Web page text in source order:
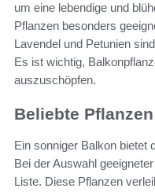
um eine lebendige und
Pflanzen besonders
Lavendel und Petunien
Es ist wichtig,
auszuschöpfen.
Beliebte
Ein sonniger Balkon bietet
Bei der Auswahl
Liste. Diese Pflanzen